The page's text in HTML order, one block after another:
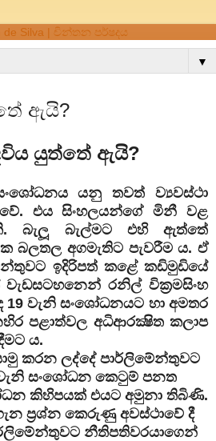
▼
ඇයි?
යුත්තේ ඇයි?
යනු තවත් ව්‍යවස්ථා
එය සිංහලයන්ගේ මිනී වළ
බැලූ බැල්මට එහි ඇත්තේ
බලතල අගමැතිට පැවරීම ය. ඒ
ඉදිරිපත් කළේ කඩිමුඩියේ
රනිල් වික්‍රමසිංහ
වැනි සංශෝධනයට හා අමතර
පළාත්වල අධිආරක්‍ෂිත කලාප
ය.
කරන ලද්දේ පාර්ලිමේන්තුවට
සංශෝධන කෙටුම් පනත
කිහිපයක් එයට අමුනා තිබිණි.
ප්‍රශ්න කෙරුණු අවස්ථාවේ දී
නීතිපතිවරයාගෙන්